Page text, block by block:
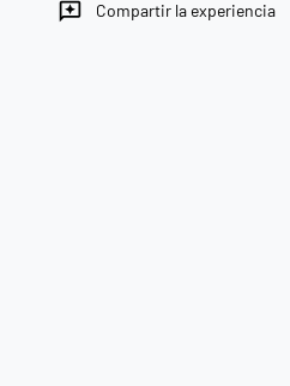
reviews Compartir la experiencia